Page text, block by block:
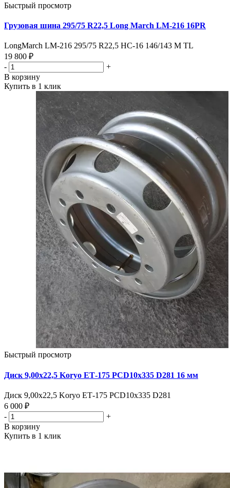
Быстрый просмотр
Грузовая шина 295/75 R22,5 Long March LM-216 16PR
LongMarch LM-216 295/75 R22,5 HC-16 146/143 M TL
19 800 ₽
-
+
В корзину
Купить в 1 клик
Быстрый просмотр
Диск 9,00х22,5 Koryo ЕТ-175 PCD10x335 D281 16 мм
Диск 9,00х22,5 Koryo ЕТ-175 PCD10x335 D281
6 000 ₽
-
+
В корзину
Купить в 1 клик